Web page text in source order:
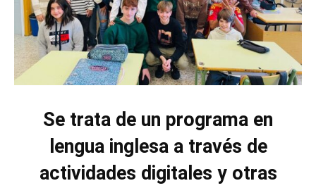
Se trata de un programa en
lengua inglesa a través de
actividades digitales y otras